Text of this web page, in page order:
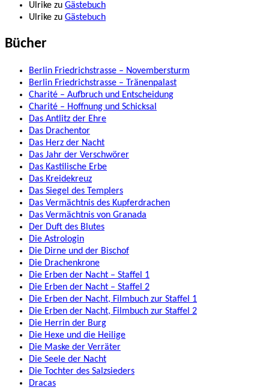
Ulrike zu Gästebuch
Ulrike zu Gästebuch
Bücher
Berlin Friedrichstrasse – Novembersturm
Berlin Friedrichstrasse – Tränenpalast
Charité – Aufbruch und Entscheidung
Charité – Hoffnung und Schicksal
Das Antlitz der Ehre
Das Drachentor
Das Herz der Nacht
Das Jahr der Verschwörer
Das Kastilische Erbe
Das Kreidekreuz
Das Siegel des Templers
Das Vermächtnis des Kupferdrachen
Das Vermächtnis von Granada
Der Duft des Blutes
Die Astrologin
Die Dirne und der Bischof
Die Drachenkrone
Die Erben der Nacht – Staffel 1
Die Erben der Nacht – Staffel 2
Die Erben der Nacht, Filmbuch zur Staffel 1
Die Erben der Nacht, Filmbuch zur Staffel 2
Die Herrin der Burg
Die Hexe und die Heilige
Die Maske der Verräter
Die Seele der Nacht
Die Tochter des Salzsieders
Dracas